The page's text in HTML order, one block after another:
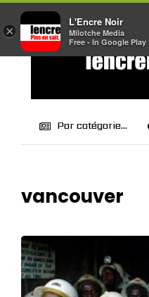
Par catégorie...
vancouver
×
L'Encre Noir
Milotche Media
Free - In Google Play